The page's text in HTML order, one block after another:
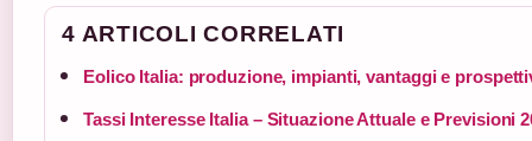
4 ARTICOLI CORRELATI
Eolico Italia: produzione, impianti, vantaggi e
Tassi Interesse Italia – Situazione Attuale e Previsioni